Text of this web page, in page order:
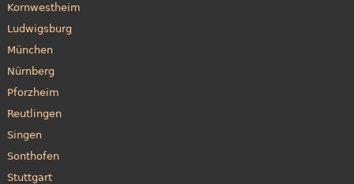
Kornwestheim
Ludwigsburg
München
Nürnberg
Pforzheim
Reutlingen
Singen
Sonthofen
Stuttgart